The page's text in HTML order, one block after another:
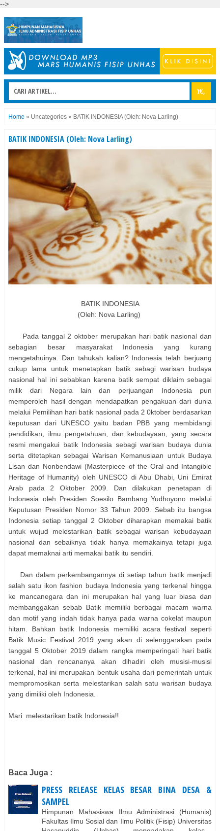
-->
Home » Uncategories » BATIK INDONESIA (Oleh: Nova Larling)
BATIK INDONESIA (Oleh: Nova Larling)
BATIK INDONESIA
(Oleh: Nova Larling)
Pada tanggal 2 oktober merupakan hari batik nasional dan
sebagian besar masyarakat Indonesia yang kurang
mengetahuinya. Dan tahukah kalian? Indonesia telah berjuang
cukup lama untuk menetapkan batik sebagi warisan budaya
nasional hal ini sebabkan karena batik sempat diklaim sebagai
milik dari Negara lain dan perjuangan Indonesia pun
memperoleh hasil dengan mendapatkan pengakuan dari dunia
melalui Pemilihan hari batik nasional pada 2 0ktober berdasarkan
keputusan dari UNESCO yaitu badan PBB yang membidangi
pendidikan, ilmu pengetahuan, dan kebudayaan, yang secara
resmi mengakui batik Indonesia sebagi warisan budaya dunia
serta ditetapkan sebagai Warisan Kemanusiaan untuk Budaya
Lisan dan Nonbendawi (Masterpiece of the Oral and Intangible
Heritage of Humanity) oleh UNESCO di Abu Dhabi, Uni Emirat
Arab pada 2 Oktober 2009. Dan dilakukan penetapan di
Indonesia oleh Presiden Soesilo Bambang Yudhoyono melalui
Keputusan Presiden Nomor 33 Tahun 2009. Sebab itu bangsa
Indonesia setiap tanggal 2 Oktober diharapkan memakai batik
untuk wujud melestarikan batik sebagai warisan kebudayaan
nasional dan sebaiknya tidak hanya memakainya tetapi juga
dapat memaknai arti memakai batik itu sendiri.
Dan dalam perkembangannya di setiap tahun batik menjadi
salah satu ikon fashion budaya Indonesia yang terkenal hingga
ke mancanegara dan ini merupakan hal yang luar biasa dan
membanggakan sebab Batik memiliki berbagai macam warna
dan motif yang indah tidak hanya pada warna cokelat maupun
hitam. Bahkan batik Indonesia memiliki acara festival seperti
Batik Music Festival 2019 yang akan di selenggarakan pada
tanggal 5 Oktober 2019 dalam rangka memperingati hari batik
nasional dan rencananya akan dihadiri oleh musisi-musisi
terkenal, hal ini merupakan bentuk usaha dari pemerintah untuk
mempromosikan serta melestarikan salah satu warisan budaya
yang dimiliki oleh Indonesia.
Mari melestarikan batik Indonesia!!
Baca Juga :
PRESS RELEASE KELAS BESAR BINA DESA &
SAMPEL
Himpunan Mahasiswa Ilmu Administrasi (Humanis)
Fakultas Ilmu Sosial dan Ilmu Politik (Fisip) Universitas